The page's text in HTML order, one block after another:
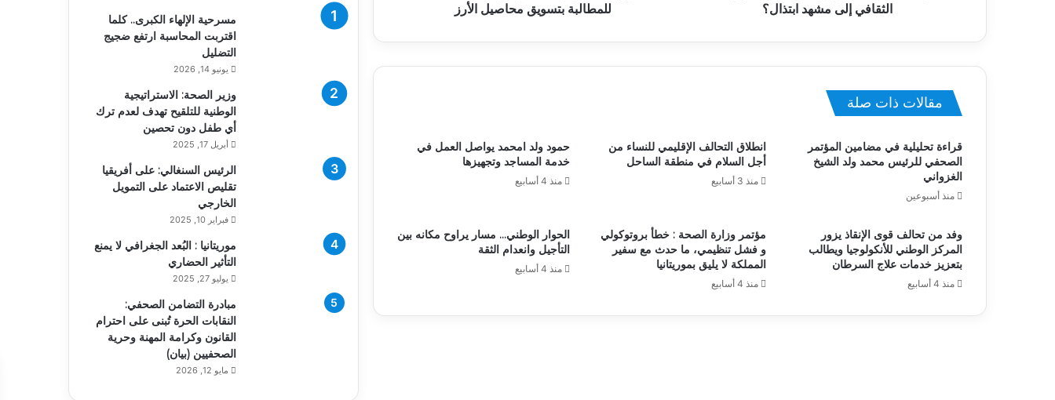
الثقافي إلى مشهد ابتذال؟
للمطالبة بتسويق محاصيل الأرز
مقالات ذات صلة
قراءة تحليلية في مضامين المؤتمر
الصحفي للرئيس محمد ولد الشيخ
الغزواني
منذ أسبوعين
انطلاق التحالف الإقليمي للنساء من
أجل السلام في منطقة الساحل
منذ 3 أسابيع
حمود ولد امحمد يواصل العمل في
خدمة المساجد وتجهيزها
منذ 4 أسابيع
وفد من تحالف قوى الإنقاذ يزور
المركز الوطني للأنكولوجيا ويطالب
بتعزيز خدمات علاج السرطان
منذ 4 أسابيع
مؤتمر وزارة الصحة : خطأ بروتوكولي
و فشل تنظيمي، ما حدث مع سفير
المملكة لا يليق بموريتانيا
منذ 4 أسابيع
الحوار الوطني… مسار يراوح مكانه بين
التأجيل وانعدام الثقة
منذ 4 أسابيع
مسرحية الإلهاء الكبرى.. كلما
اقتربت المحاسبة ارتفع ضجيج
التضليل
يونيو 14, 2026
وزير الصحة: الاستراتيجية
الوطنية للتلقيح تهدف لعدم ترك
أي طفل دون تحصين
أبريل 17, 2025
الرئيس السنغالي: على أفريقيا
تقليص الاعتماد على التمويل
الخارجي
فبراير 10, 2025
موريتانيا : البُعد الجغرافي لا يمنع
التأثير الحضاري
يوليو 27, 2025
مبادرة التضامن الصحفي:
النقابات الحرة تُبنى على احترام
القانون وكرامة المهنة وحرية
الصحفيين (بيان)
مايو 12, 2026